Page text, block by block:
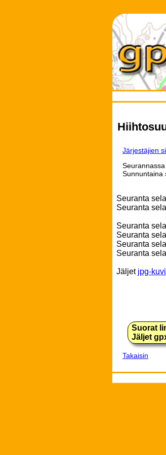
Järjestäjien
Sunnuntaina
Seuranta
Seuranta
Seuranta
Seuranta
Seuranta
Seuranta
Jäljet jpg-
Suorat
Jäljet
Takaisin